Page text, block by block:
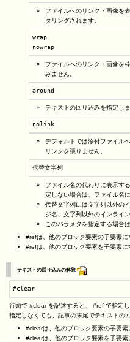
ファイルへのリンク・画像を
タリングされます。
wrap
nowrap
ファイルへのリンク・画像を
みません。
around
テキストの回り込みを指定し
nolink
デフォルトでは添付ファイル
リンクを張りません。
代替文字列
ファイル名の代わりに表示す
定しない場合は、ファイル名に
代替文字列には文字列以外の
ジ名、文字列以外のインライ
このパラメタを指定する場合
#refは、他のブロック要素の子要素に
#refは、他のブロック要素を子要素に
テキストの回り込みの解除
#clear
行頭で #clear を記述すると、 #ref で指定
指定しなくても、記事の末尾でテキストの
#clearは、他のブロック要素の子要素
#clearは、他のブロック要素を子要素